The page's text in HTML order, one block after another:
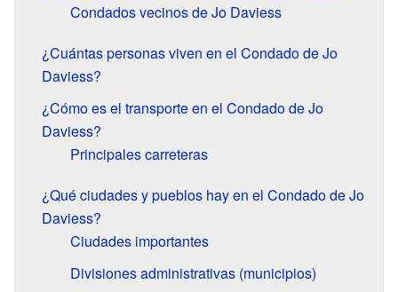
Condados vecinos de Jo Daviess
¿Cuántas personas viven en el Condado de Jo
Daviess?
¿Cómo es el transporte en el Condado de Jo
Daviess?
Principales carreteras
¿Qué ciudades y pueblos hay en el Condado de Jo
Daviess?
Ciudades importantes
Divisiones administrativas (municipios)